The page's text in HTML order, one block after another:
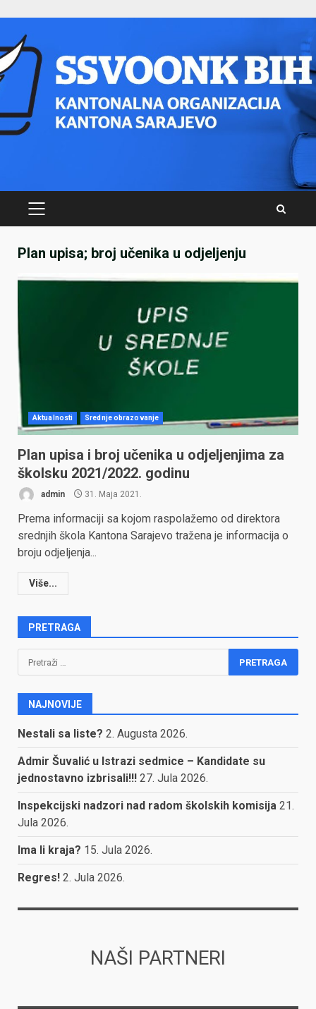
content
PRIMARY
Plan upisa; broj učenika u odjeljenju
Aktualnosti Srednje obrazovanje
Plan upisa i broj učenika u odjeljenjima za
školsku 2021/2022. godinu
admin 31. Maja 2021.
Prema informaciji sa kojom raspolažemo od direktora
srednjih škola Kantona Sarajevo tražena je informacija o
broju odjeljenja...
Više...
PRETRAGA
Pretraga:
NAJNOVIJE
Nestali sa liste? 2. Augusta 2026.
Admir Šuvalić u Istrazi sedmice – Kandidate su
jednostavno izbrisali!!! 27. Jula 2026.
Inspekcijski nadzori nad radom školskih komisija 21.
Jula 2026.
Ima li kraja? 15. Jula 2026.
Regres! 2. Jula 2026.
NAŠI PARTNERI